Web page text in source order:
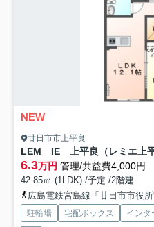
NEW
廿日市市上平良
LEM IE 上平良（レミエ上平
6.3万円 管理/共益費4,000円
42.85㎡ (1LDK) /予定 /2階建
広島電鉄宮島線「廿日市市役
駐輪場 宅配ボックス
インタ